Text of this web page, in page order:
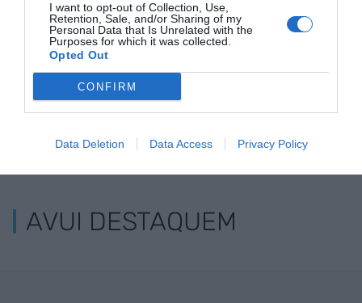
I want to opt-out of Collection, Use,
Retention, Sale, and/or Sharing of my
Personal Data that Is Unrelated with the
Purposes for which it was collected.
Opted Out
CONFIRM
Data Deletion Data Access Privacy Policy
ELS MÉS LLEGITS
AVUI DESTAQUEM